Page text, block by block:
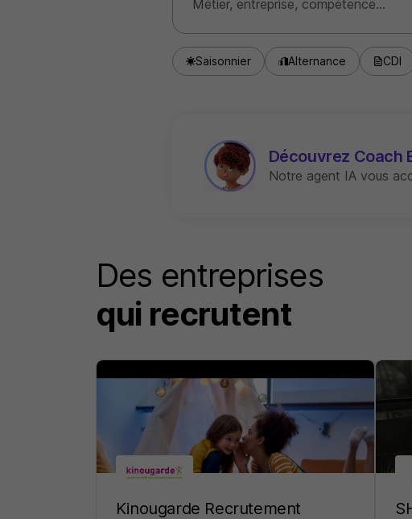
Saisonnier Alternance CDI
Découvrez Coach
Notre agent IA vous
Des entreprises
qui recrutent
Kinougarde Recrutement